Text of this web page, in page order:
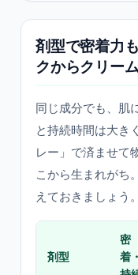
剤型で密着力
クからクリー
同じ成分でも、肌
と持続時間は大き
レー」で済ませて
こから生まれがち
えておきましょう。
剤型
密
着・